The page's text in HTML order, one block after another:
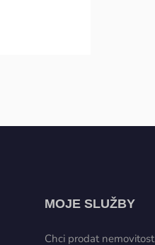
MOJE SLUŽBY
Chci prodat nemovitost